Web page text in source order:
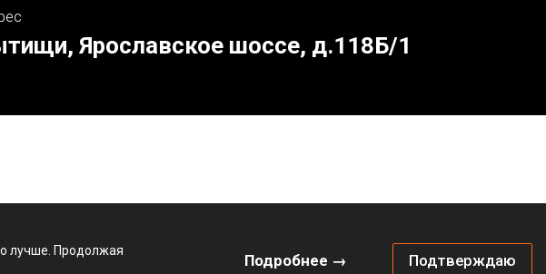
лучше. Продолжая
Подробнее → Подтверждаю
Ярославское шоссе, д.118Б/1